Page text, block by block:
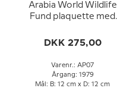
Arabia World Wildlife
Fund plaquette med
DKK 275,00
Varenr.: AP07
Årgang: 1979
Mål: B: 12 cm x D: 12 cm